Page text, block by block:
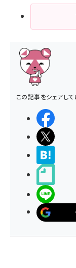
この記事をシェアして